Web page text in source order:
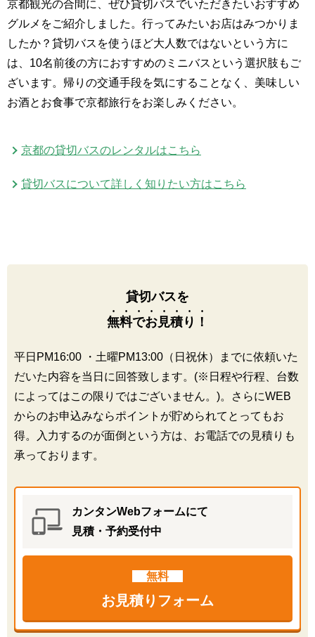
京都観光の合間に、ぜひ貸切バスでいただきたいおすすめ
グルメをご紹介しました。行ってみたいお店はみつかりま
したか？貸切バスを使うほど大人数ではないという方に
は、10名前後の方におすすめのミニバスという選択肢もご
ざいます。帰りの交通手段を気にすることなく、美味しい
お酒とお食事で京都旅行をお楽しみください。
京都の貸切バスのレンタルはこちら
貸切バスについて詳しく知りたい方はこちら
貸切バスを
無料でお見積り！
平日PM16:00 ・土曜PM13:00（日祝休）までに依頼いた
だいた内容を当日に回答致します。(※日程や行程、台数
によってはこの限りではございません。)。さらにWEB
からのお申込みならポイントが貯められてとってもお
得。入力するのが面倒という方は、お電話での見積りも
承っております。
カンタンWebフォームにて
見積・予約受付中
無料
お見積りフォーム